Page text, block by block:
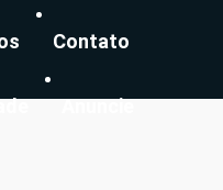
Contato
Anuncie